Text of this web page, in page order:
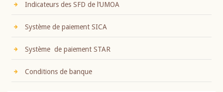
Indicateurs des SFD de l’UMOA
Système de paiement SICA
Système de paiement STAR
Conditions de banque